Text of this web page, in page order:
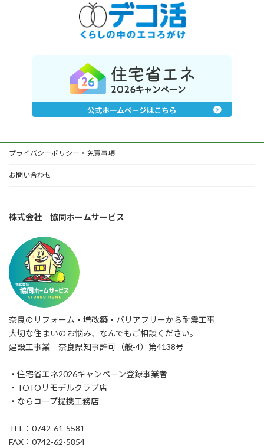
プライバシーポリシー・免責事項
お問い合わせ
株式会社 協同ホームサービス
奈良のリフォーム・増改築・バリアフリーから耐震工事
大切な住まいのお悩み、なんでもご相談ください。
建設工事業 奈良県知事許可（般-4）第4138号
・住宅省エネ2026キャンペーン登録事業者
・TOTOリモデルクラブ店
・ならコープ提携工務店
TEL：0742-61-5581
FAX：0742-62-5854